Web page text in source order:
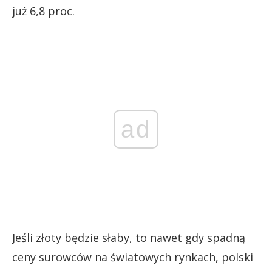
już 6,8 proc.
ad
Jeśli złoty będzie słaby, to nawet gdy spadną
ceny surowców na światowych rynkach, polski